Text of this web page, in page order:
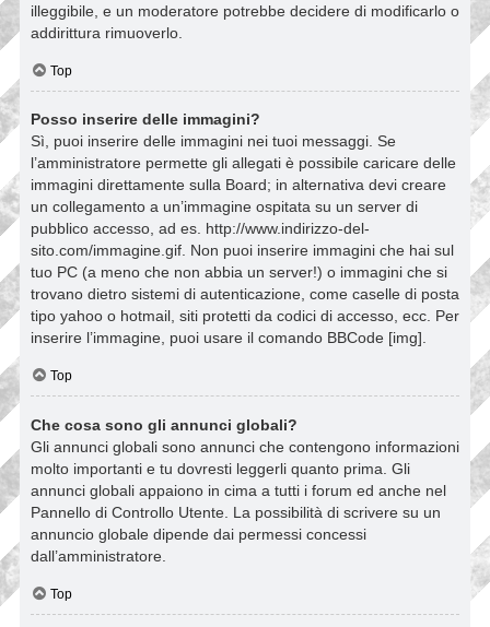
illeggibile, e un moderatore potrebbe decidere di modificarlo o
addirittura rimuoverlo.
Top
Posso inserire delle immagini?
Sì, puoi inserire delle immagini nei tuoi messaggi. Se
l’amministratore permette gli allegati è possibile caricare delle
immagini direttamente sulla Board; in alternativa devi creare
un collegamento a un’immagine ospitata su un server di
pubblico accesso, ad es. http://www.indirizzo-del-
sito.com/immagine.gif. Non puoi inserire immagini che hai sul
tuo PC (a meno che non abbia un server!) o immagini che si
trovano dietro sistemi di autenticazione, come caselle di posta
tipo yahoo o hotmail, siti protetti da codici di accesso, ecc. Per
inserire l’immagine, puoi usare il comando BBCode [img].
Top
Che cosa sono gli annunci globali?
Gli annunci globali sono annunci che contengono informazioni
molto importanti e tu dovresti leggerli quanto prima. Gli
annunci globali appaiono in cima a tutti i forum ed anche nel
Pannello di Controllo Utente. La possibilità di scrivere su un
annuncio globale dipende dai permessi concessi
dall’amministratore.
Top